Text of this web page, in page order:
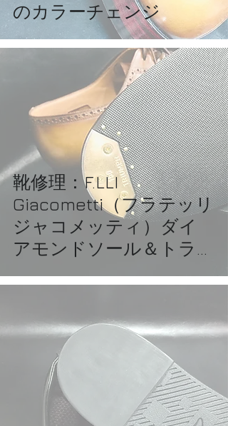
のカラーチェンジ
靴修理：F.LLI
Giacometti（フラテッリ
ジャコメッティ）ダイ
アモンドソール＆トライ